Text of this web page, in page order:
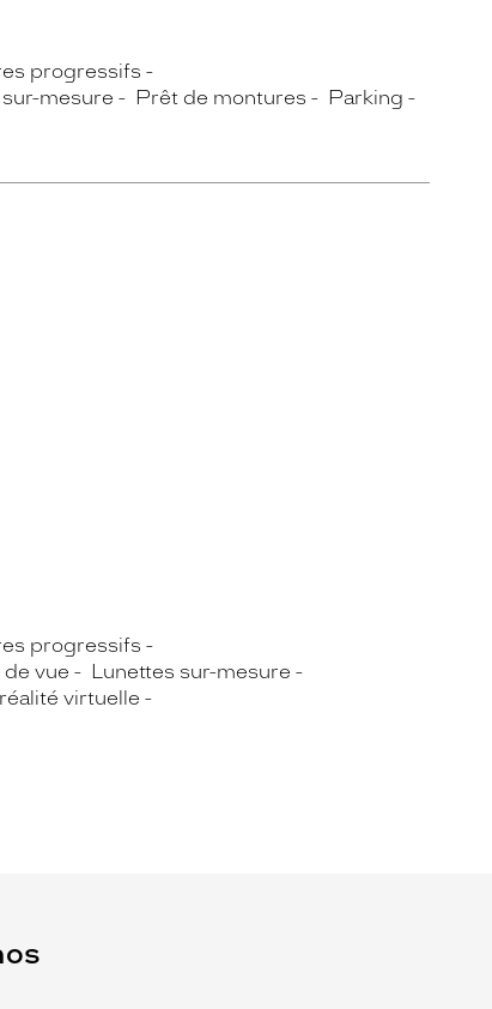
progressifs
mesure Prêt de montures
Parking
progressifs
vue
Lunettes sur-mesure
virtuelle